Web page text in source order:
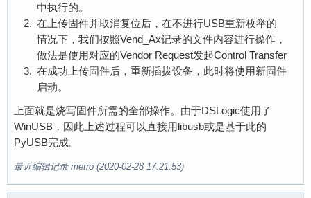
中执行的。
在上传固件并取消复位后，在不进行USB重新枚举的
情况下，我们按照Vend_Ax记录的文件内容进行操作，
做法是使用对应的Vendor Request发起Control Transfer
在成功上传固件后，重新插拔设备，此时将使用新固件
启动。
上面就是烧写固件所需的全部操作。由于DSLogic使用了
WinUSB，因此上述过程可以直接用libusb或是基于此的
PyUSB完成。
最近编辑记录 metro (2020-02-28 17:21:53)